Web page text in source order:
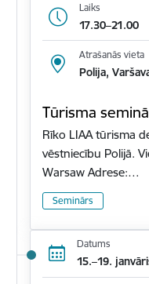
Laiks
17.30–21.00
Atrašanās vieta
Polija,
Tūrisma
Rīko LIAA tūrisma
vēstniecību Polijā.
Warsaw Adrese:…
Seminārs
Datums
15.–19.